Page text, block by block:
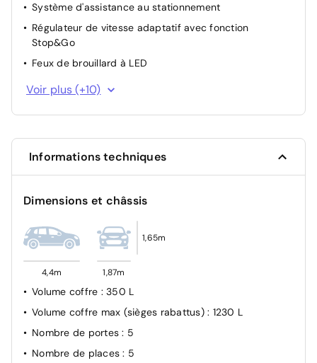
Système d'assistance au stationnement
Régulateur de vitesse adaptatif avec fonction
Stop&Go
Feux de brouillard à LED
Capteur de luminosité (Allumage des feux
automatique)
Alerte anticollision
Aide au démarrage en côte
Assistance au freinage avancée
Freinage autonome d'urgence avec détection piétons
Frein de stationnement électrique
Détecteur de somnolence
Airbag latéraux sièges AV
Airbags latéraux AV/AR
Voir plus (+10)
Informations techniques
Dimensions et châssis
4,4m 1,87m
1,65m
Volume coffre : 350 L
Volume coffre max (sièges rabattus) : 1230 L
Nombre de portes: 5
Nombre de places: 5